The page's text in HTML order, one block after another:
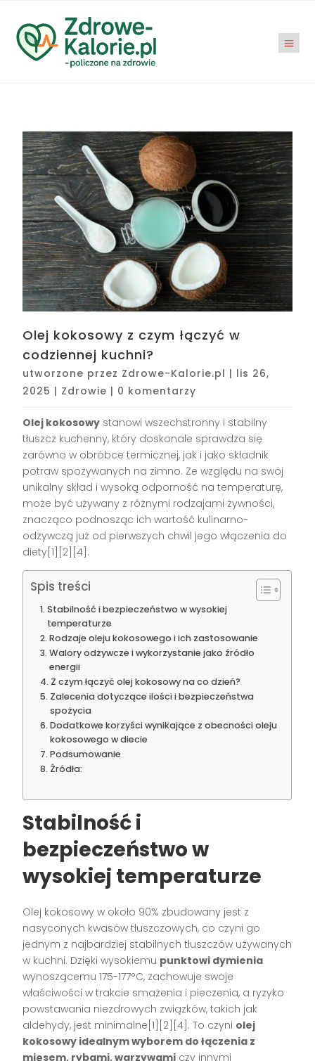
Olej kokosowy z czym łączyć w
codziennej kuchni?
utworzone przez Zdrowe-Kalorie.pl | lis 26,
2025 | Zdrowie | 0 komentarzy
Olej kokosowy stanowi wszechstronny i stabilny
tłuszcz kuchenny, który doskonale sprawdza się
zarówno w obróbce termicznej, jak i jako składnik
potraw spożywanych na zimno. Ze względu na swój
unikalny skład i wysoką odporność na temperaturę,
może być używany z różnymi rodzajami żywności,
znacząco podnosząc ich wartość kulinarno-
odżywczą już od pierwszych chwil jego włączenia do
diety[1][2][4].
Spis treści
Stabilność i bezpieczeństwo w wysokiej
temperaturze
Rodzaje oleju kokosowego i ich zastosowanie
Walory odżywcze i wykorzystanie jako źródło
energii
Z czym łączyć olej kokosowy na co dzień?
Zalecenia dotyczące ilości i bezpieczeństwa
spożycia
Dodatkowe korzyści wynikające z obecności oleju
kokosowego w diecie
Podsumowanie
Źródła:
Stabilność i
bezpieczeństwo w
wysokiej temperaturze
Olej kokosowy w około 90% zbudowany jest z
nasyconych kwasów tłuszczowych, co czyni go
jednym z najbardziej stabilnych tłuszczów używanych
w kuchni. Dzięki wysokiemu punktowi dymienia
wynoszącemu 175-177°C, zachowuje swoje
właściwości w trakcie smażenia i pieczenia, a ryzyko
powstawania niezdrowych związków, takich jak
aldehydy, jest minimalne[1][2][4]. To czyni olej
kokosowy idealnym wyborem do łączenia z
mięsem, rybami, warzywami czy innymi